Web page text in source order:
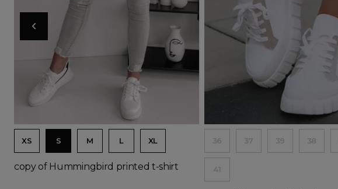
Add to basket
XS S M L XL
copy of Hummingbird printed t-shirt
36 37 39 38
41